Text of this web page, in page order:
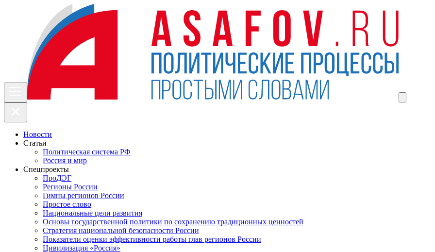
Новости
Статьи
Политическая система РФ
Россия и мир
Спецпроекты
ПроДЭГ
Регионы России
Гимны регионов России
Простое слово
Национальные цели развития
Основы государственной политики по сохранению традиционных ценностей
Стратегия национальной безопасности России
Показатели оценки эффективности работы глав регионов России
Цивилизация «Россия»